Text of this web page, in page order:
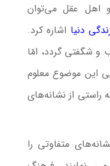
اهل عقل می‌توان
دنیا اشاره کرد.
شگفتی گردد، امّا
این موضوع معلوم
راستی از نشانه‌های
متفاوتی را